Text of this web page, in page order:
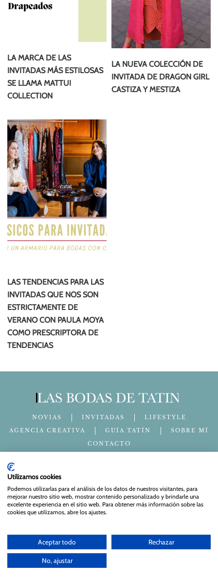
LA MARCA DE LAS
INVITADAS MÁS ESTILOSAS
SE LLAMA MATTUI
COLLECTION
LA NUEVA COLECCIÓN DE
INVITADA DE DRAGON GIRL
CASTIZA Y MESTIZA
LAS TENDENCIAS PARA LAS
INVITADAS QUE NOS SON
ESTRICTAMENTE DE
VERANO CON PAULA MOYA
COMO PRESCRIPTORA DE
TENDENCIAS
NOVIAS INVITADAS
LIFESTYLE
AGENCIA CREATIVA
GUÍA TATÍN
SOBRE MÍ
CONTACTO
Apúntate a nuestra newsletter
© 2024 Las bodas de Tatín
Aviso Legal|Política de Privacidad y Cookies
Utilizamos cookies
Podemos utilizarlas para el análisis de los datos de nuestros visitantes, para
mejorar nuestro sitio web, mostrar contenido personalizado y brindarle una
excelente experiencia en el sitio web. Para obtener más información sobre las
cookies que utilizamos, abre los ajustes.
Aceptar todo Rechazar
No, ajustar